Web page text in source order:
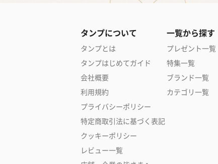
タンプについて
タンプとは
タンプはじめてガイド
会社概要
利用規約
プライバシーポリシー
特定商取引法に基づく表記
クッキーポリシー
レビュー一覧
一覧から探す
プレゼント一覧
特集一覧
ブランド一覧
カテゴリ一覧